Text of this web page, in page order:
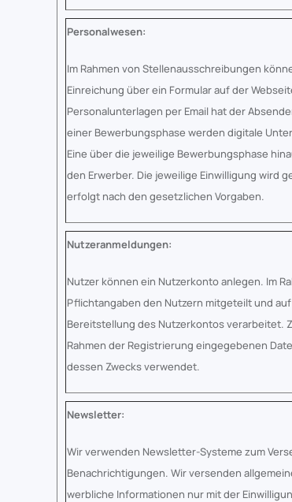
Personalwesen:
Im Rahmen von Stellenausschreibungen
Einreichung über ein Formular auf der
Personalunterlagen per Email hat der
einer Bewerbungsphase werden digitale
Eine über die jeweilige Bewerbungsphase
den Erwerber. Die jeweilige Einwilligung wird
erfolgt nach den gesetzlichen Vorgaben.
Nutzeranmeldungen:
Nutzer können ein Nutzerkonto anlegen. Im
Pflichtangaben den Nutzern mitgeteilt und auf
Bereitstellung des Nutzerkontos verarbeitet.
Rahmen der Registrierung eingegebenen
dessen Zwecks verwendet.
Newsletter:
Wir verwenden Newsletter-Systeme zum
Benachrichtigungen. Wir versenden
werbliche Informationen nur mit der